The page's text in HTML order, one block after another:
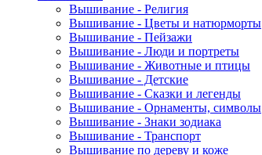
Вышивание - Религия
Вышивание - Цветы и натюрморты
Вышивание - Пейзажи
Вышивание - Люди и портреты
Вышивание - Животные и птицы
Вышивание - Детские
Вышивание - Сказки и легенды
Вышивание - Орнаменты, символы
Вышивание - Знаки зодиака
Вышивание - Транспорт
Вышивание по дереву и коже